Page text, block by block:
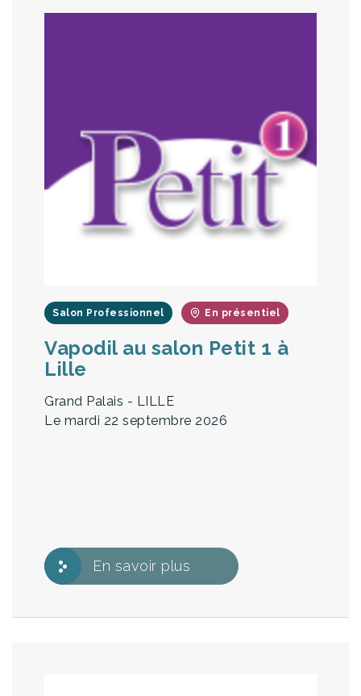
Salon Professionnel En présentiel
Vapodil au salon Petit 1 à
Lille
Grand Palais - LILLE
Le mardi 22 septembre 2026
En savoir plus